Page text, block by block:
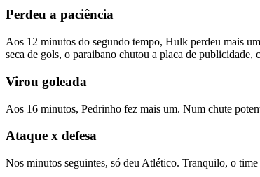
Perdeu a paciência
Aos 12 minutos do segundo tempo, Hulk perdeu mais
seca de gols, o paraibano chutou a placa de publicidade,
Virou goleada
Aos 16 minutos, Pedrinho fez mais um. Num chute
Ataque x defesa
Nos minutos seguintes, só deu Atlético. Tranquilo, o